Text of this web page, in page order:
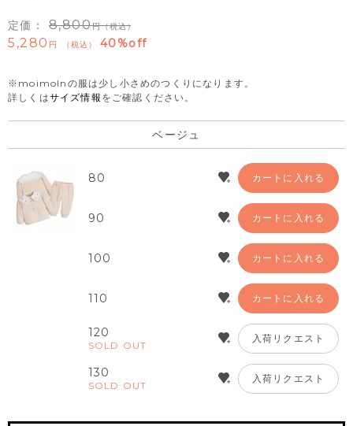
定価： 8,800 （税込）
5,280 税込 40%off
※moimolnの服は少し小さめのつくりになります。
詳しくはサイズ情報 をご確認ください。
ベージュ
80 カートに入れる
90 カートに入れる
100 カートに入れる
110 カートに入れる
120
SOLD OUT
入荷リクエスト
130
SOLD OUT
入荷リクエスト